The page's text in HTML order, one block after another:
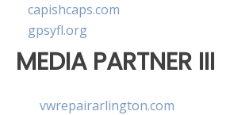
capishcaps.com
gpsyfl.org
MEDIA PARTNER III
vwrepairarlington.com